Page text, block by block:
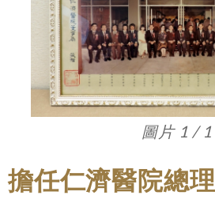
圖片 1 / 1
擔任仁濟醫院總理